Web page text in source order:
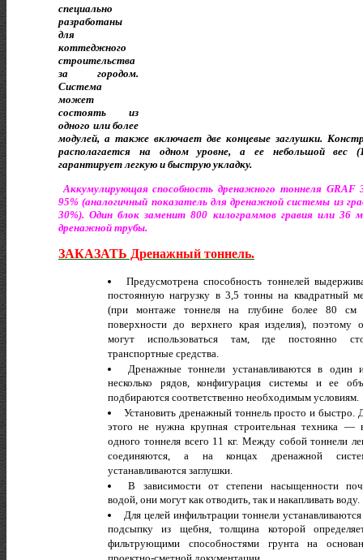
специально
разработаны
для
коттеджного
строительства
за городом.
Система
может
состоять из
одного или более
модулей, а также включает две концевые заглушки.
располагается на одном уровне, а ее небольшой вес
гарантирует легкую и быструю укладку.
Аккумулирующая способность дренажного тоннеля
95% (аналогичный показатель для дренажной системы из
30%). Один блок заменит 800 килограммов гравия или 36
дренажной трубы.
ЗАКАЗАТЬ Дренажный тоннель.
Предусмотрена способность тоннелей
постоянную нагрузку в 3,5 тонны на квадратный
(при монтаже тоннеля на глубине более 80 см
поверхности до верхнего края изделия), поэтому
могут использоваться там, где постоянно
транспортные средства.
Дренажные тоннели устанавливаются в один
несколько рядов, конфигурация системы и ее
подбираются соответственно необходимым условиям.
Установить дренажный тоннель просто и быстро.
этого не нужна крупная строительная техника —
одного тоннеля всего 11 кг. Между собой тоннели
соединяются, а на концах дренажной
устанавливаются заглушки.
В зависимости от степени насыщенности
водой, они могут как отводить, так и накапливать воду.
Для целей инфильтрации тоннели
подсыпку из щебня, толщина которой
фильтрующими способностями грунта на